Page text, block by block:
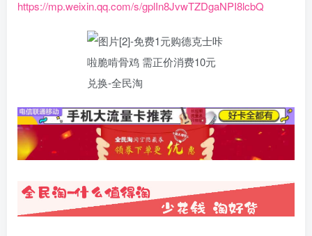
https://mp.weixin.qq.com/s/gplIn8JvwTZDgaNPI8lcbQ